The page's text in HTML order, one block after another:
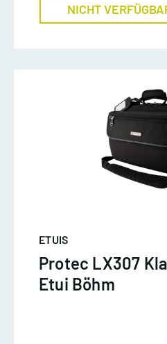
NICHT
ETUIS
Protec LX307
Etui Böhm